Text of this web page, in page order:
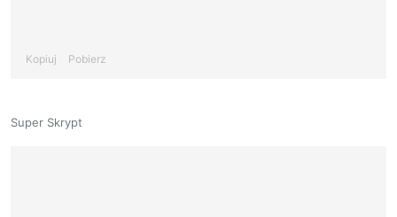
Kopiuj Pobierz
Super Skrypt